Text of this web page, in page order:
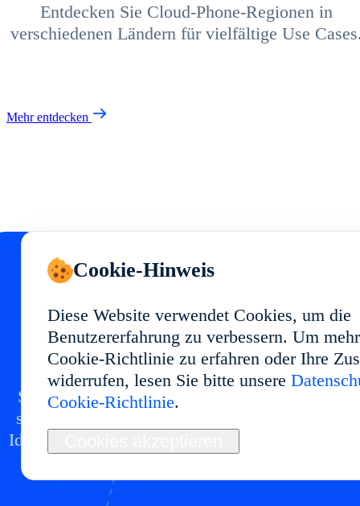
Entdecken Sie Cloud-Phone-Regionen in
verschiedenen Ländern für vielfältige Use
Mehr entdecken
Starten Sie Ihr Cloud
Phone in
Setzen Sie eine Cloud-Phone-Umgebung in mit
stabiler Performance und flexibler Nutzung auf.
Ideal für Multi-Account-Management, App-
Cookie-Hinweis
Diese Website verwendet Cookies, um die
Benutzererfahrung zu verbessern. Um
Cookie-Richtlinie zu erfahren oder Ihre
widerrufen, lesen Sie bitte unsere
Cookie-Richtlinie.